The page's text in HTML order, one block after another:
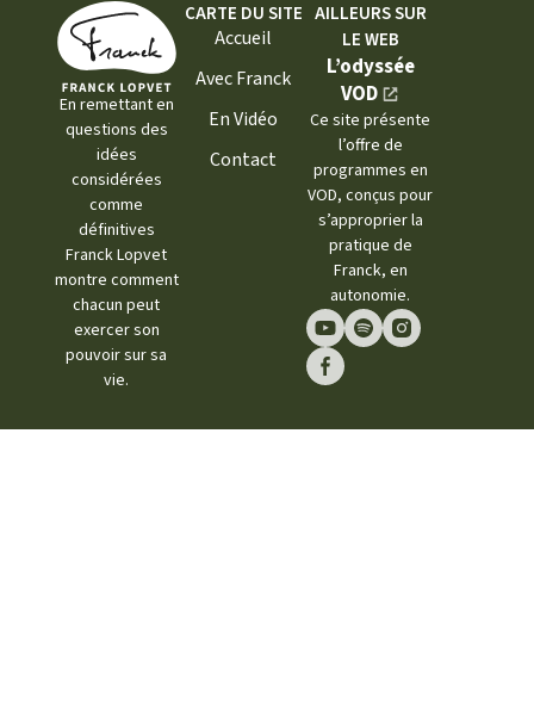
En remettant en
questions des
idées
considérées
comme
définitives
Franck Lopvet
montre comment
chacun peut
exercer son
pouvoir sur sa
vie.
CARTE DU SITE
Accueil
Avec Franck
En Vidéo
Contact
AILLEURS SUR
LE WEB
L’odyssée
VOD
Ce site présente
l’offre de
programmes en
VOD, conçus pour
s’approprier la
pratique de
Franck, en
autonomie.